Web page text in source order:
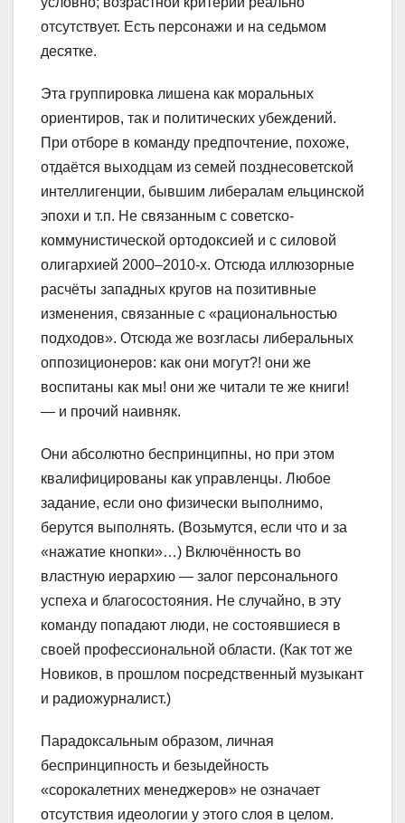
отсутствует. Есть персонажи и на седьмом
десятке.
Эта группировка лишена как моральных
ориентиров, так и политических убеждений.
При отборе в команду предпочтение, похоже,
отдаётся выходцам из семей позднесоветской
интеллигенции, бывшим либералам ельцинской
эпохи и т.п. Не связанным с советско-
коммунистической ортодоксией и с силовой
олигархией 2000–2010-х. Отсюда иллюзорные
расчёты западных кругов на позитивные
изменения, связанные с «рациональностью
подходов». Отсюда же возгласы либеральных
оппозиционеров: как они могут?! они же
воспитаны как мы! они же читали те же книги!
— и прочий наивняк.
Они абсолютно беспринципны, но при этом
квалифицированы как управленцы. Любое
задание, если оно физически выполнимо,
берутся выполнять. (Возьмутся, если что и за
«нажатие кнопки»…) Включённость во
властную иерархию — залог персонального
успеха и благосостояния. Не случайно, в эту
команду попадают люди, не состоявшиеся в
своей профессиональной области. (Как тот же
Новиков, в прошлом посредственный музыкант
и радиожурналист.)
Парадоксальным образом, личная
беспринципность и безыдейность
«сорокалетних менеджеров» не означает
отсутствия идеологии у этого слоя в целом.